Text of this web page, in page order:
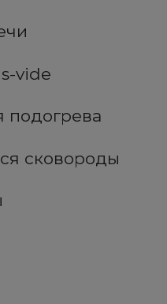
vide
подогрева
сковороды